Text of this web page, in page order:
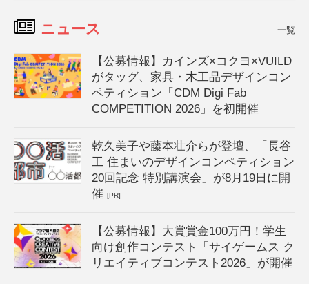
ニュース 一覧
【公募情報】カインズ×コクヨ×VUILD
がタッグ、家具・木工品デザインコン
ペティション「CDM Digi Fab
COMPETITION 2026」を初開催
乾久美子や藤本壮介らが登壇、「長谷
工 住まいのデザインコンペティション
20回記念 特別講演会」が8月19日に開
催[PR]
【公募情報】大賞賞金100万円！学生
向け創作コンテスト「サイゲームス ク
リエイティブコンテスト2026」が開催